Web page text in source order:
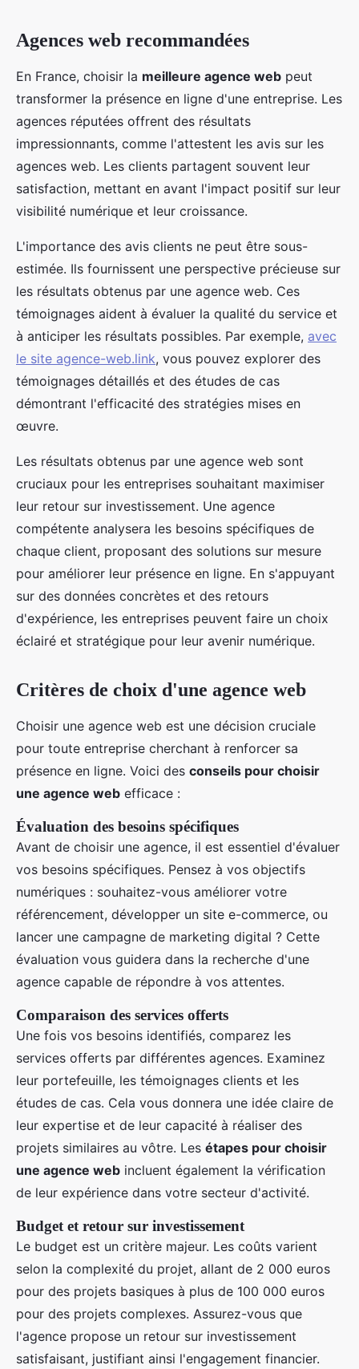
Agences web recommandées
En France, choisir la meilleure agence web peut
transformer la présence en ligne d'une entreprise. Les
agences réputées offrent des résultats
impressionnants, comme l'attestent les avis sur les
agences web. Les clients partagent souvent leur
satisfaction, mettant en avant l'impact positif sur leur
visibilité numérique et leur croissance.
L'importance des avis clients ne peut être sous-
estimée. Ils fournissent une perspective précieuse sur
les résultats obtenus par une agence web. Ces
témoignages aident à évaluer la qualité du service et
à anticiper les résultats possibles. Par exemple, avec
le site agence-web.link, vous pouvez explorer des
témoignages détaillés et des études de cas
démontrant l'efficacité des stratégies mises en
œuvre.
Les résultats obtenus par une agence web sont
cruciaux pour les entreprises souhaitant maximiser
leur retour sur investissement. Une agence
compétente analysera les besoins spécifiques de
chaque client, proposant des solutions sur mesure
pour améliorer leur présence en ligne. En s'appuyant
sur des données concrètes et des retours
d'expérience, les entreprises peuvent faire un choix
éclairé et stratégique pour leur avenir numérique.
Critères de choix d'une agence web
Choisir une agence web est une décision cruciale
pour toute entreprise cherchant à renforcer sa
présence en ligne. Voici des conseils pour choisir
une agence web efficace :
Évaluation des besoins spécifiques
Avant de choisir une agence, il est essentiel d'évaluer
vos besoins spécifiques. Pensez à vos objectifs
numériques : souhaitez-vous améliorer votre
référencement, développer un site e-commerce, ou
lancer une campagne de marketing digital ? Cette
évaluation vous guidera dans la recherche d'une
agence capable de répondre à vos attentes.
Comparaison des services offerts
Une fois vos besoins identifiés, comparez les
services offerts par différentes agences. Examinez
leur portefeuille, les témoignages clients et les
études de cas. Cela vous donnera une idée claire de
leur expertise et de leur capacité à réaliser des
projets similaires au vôtre. Les étapes pour choisir
une agence web incluent également la vérification
de leur expérience dans votre secteur d'activité.
Budget et retour sur investissement
Le budget est un critère majeur. Les coûts varient
selon la complexité du projet, allant de 2 000 euros
pour des projets basiques à plus de 100 000 euros
pour des projets complexes. Assurez-vous que
l'agence propose un retour sur investissement
satisfaisant, justifiant ainsi l'engagement financier.